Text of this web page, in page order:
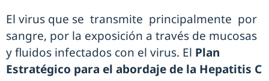
El virus que se transmite principalmente por
sangre, por la exposición a través de mucosas
y fluidos infectados con el virus. El Plan
Estratégico para el abordaje de la Hepatitis C